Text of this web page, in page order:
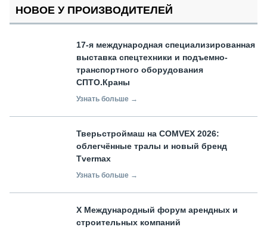
НОВОЕ У ПРОИЗВОДИТЕЛЕЙ
17-я международная специализированная
выставка спецтехники и подъемно-
транспортного оборудования
СПТО.Краны
Узнать больше →
Тверьстроймаш на COMVEX 2026:
облегчённые тралы и новый бренд
Tvermax
Узнать больше →
X Международный форум арендных и
строительных компаний